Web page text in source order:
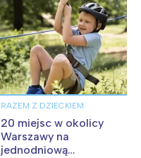
RAZEM Z DZIECKIEM
20 miejsc w okolicy
Warszawy na
jednodniową